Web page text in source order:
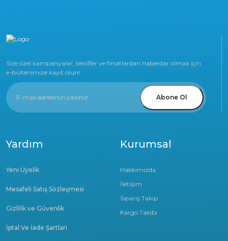
Size özel kampanyalar, teklifler ve fırsatlardan haberdar olmak için
e-bültenimize kayıt olun!
Abone Ol
Kurumsal
Hakkımızda
İletişim
Sipariş Takip
Kargo Takibi
Yardım
Yeni Üyelik
Mesafeli Satış Sözleşmesi
Gizlilik ve Güvenlik
İptal Ve İade Şartları